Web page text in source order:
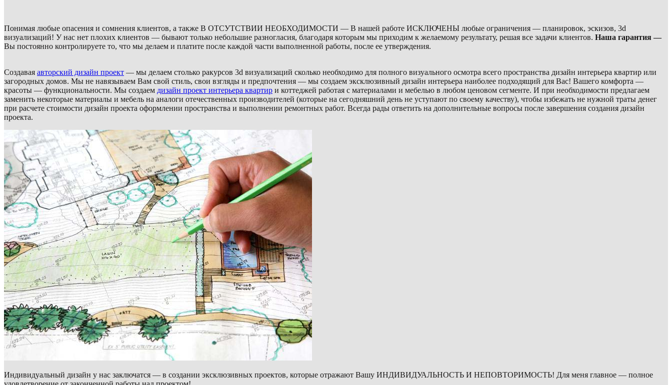
Понимая любые опасения и сомнения клиентов, а также В ОТСУТСТВИИ НЕОБХОДИМОСТИ — В нашей работе ИСКЛЮЧЕНЫ любые ограничения — планировок, эскизов, 3d
визуализаций! У нас нет плохих клиентов — бывают только небольшие разногласия, благодаря которым мы приходим к желаемому результату, решая все задачи клиентов. Наша гарантия —
Вы постоянно контролируете то, что мы делаем и платите после каждой части выполненной работы, после ее утверждения.
Создавая авторский дизайн проект — мы делаем столько ракурсов 3d визуализаций сколько необходимо для полного визуального осмотра всего пространства дизайн интерьера квартир или
загородных домов. Мы не навязываем Вам свой стиль, свои взгляды и предпочтения — мы создаем эксклюзивный дизайн интерьера наиболее подходящий для Вас! Вашего комфорта —
красоты — функциональности. Мы создаем дизайн проект интерьера квартир и коттеджей работая с материалами и мебелью в любом ценовом сегменте. И при необходимости предлагаем
заменить некоторые материалы и мебель на аналоги отечественных производителей (которые на сегодняшний день не уступают по своему качеству), чтобы избежать не нужной траты денег
при расчете стоимости дизайн проекта оформлении пространства и выполнении ремонтных работ. Всегда рады ответить на дополнительные вопросы после завершения создания дизайн
проекта.
Индивидуальный дизайн у нас заключатся — в создании эксклюзивных проектов, которые отражают Вашу ИНДИВИДУАЛЬНОСТЬ И НЕПОВТОРИМОСТЬ! Для меня главное — полное